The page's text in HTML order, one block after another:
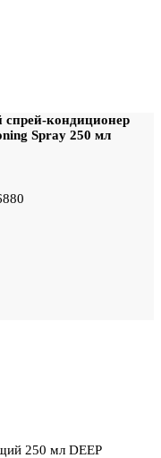
кондиционер
Spray 250 мл
250 мл DEEP